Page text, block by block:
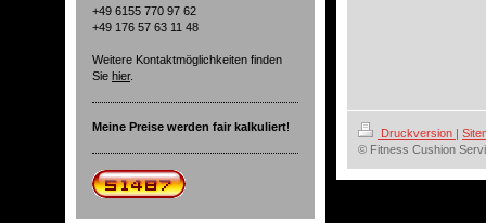
+49 6155 770 97 62
+49 176 57 63 11 48
Weitere Kontaktmöglichkeiten finden
Sie hier.
Meine Preise werden fair kalkuliert! Druckversion |
© Fitness Cushion